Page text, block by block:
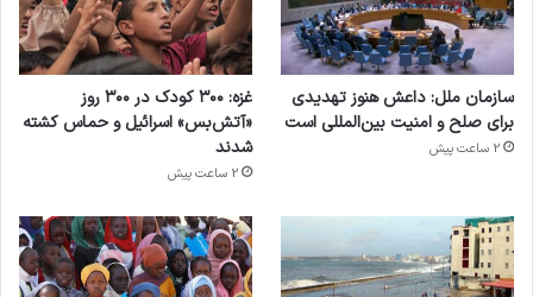
سازمان ملل: داعش هنوز تهدیدی
برای صلح و امنیت بین‌المللی است
2 ساعت پیش
غزه: ۳۰۰ کودک در ۳۰۰ روز
«آتش‌بس» اسرائیل و حماس کشته
شدند
2 ساعت پیش